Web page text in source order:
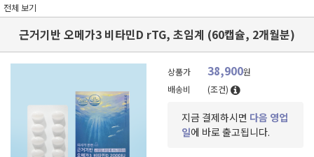
전체 보기
근거기반 오메가3 비타민D rTG, 초임계 (60캡슐, 2개월분)
상품가 38,900원
배송비
(조건)
지금 결제하시면 다음 영업
일에 바로 출고됩니다.